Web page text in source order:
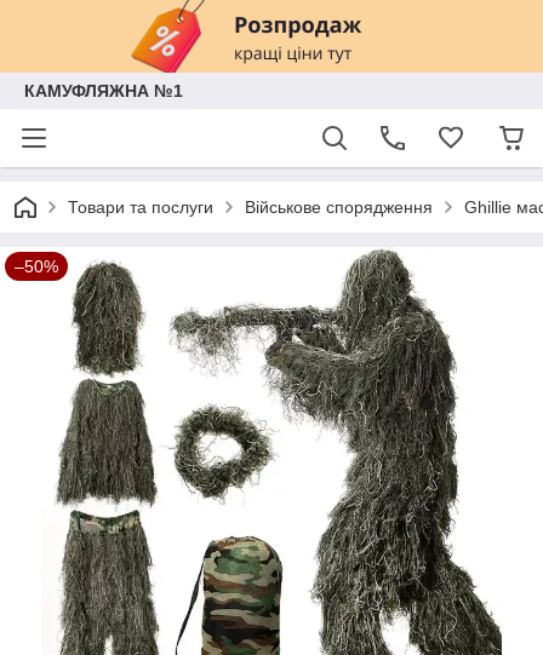
КАМУФЛЯЖНА №1
Товари та послуги Військове спорядження Ghillie
–50%